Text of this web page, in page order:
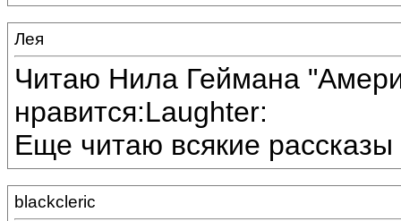
Лея
Читаю Нила Геймана
нравится:Laughter:
Еще читаю всякие рассказы
blackcleric